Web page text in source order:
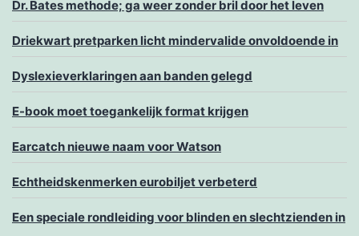
Dr. Bates methode; ga weer zonder bril door het leven
Driekwart pretparken licht mindervalide onvoldoende in
Dyslexieverklaringen aan banden gelegd
E-book moet toegankelijk format krijgen
Earcatch nieuwe naam voor Watson
Echtheidskenmerken eurobiljet verbeterd
Een speciale rondleiding voor blinden en slechtzienden in